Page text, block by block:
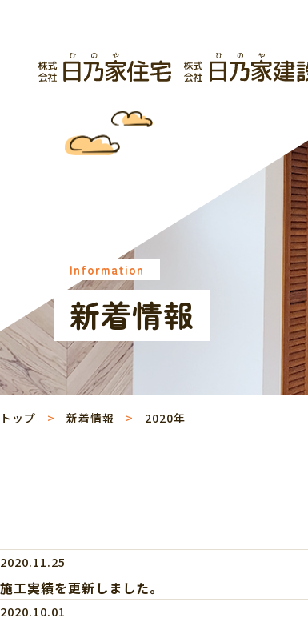
Information
新着情報
トップ 新着情報 2020年
2020.11.25
施工実績を更新しました。
2020.10.01